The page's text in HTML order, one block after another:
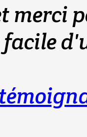
merci
facile